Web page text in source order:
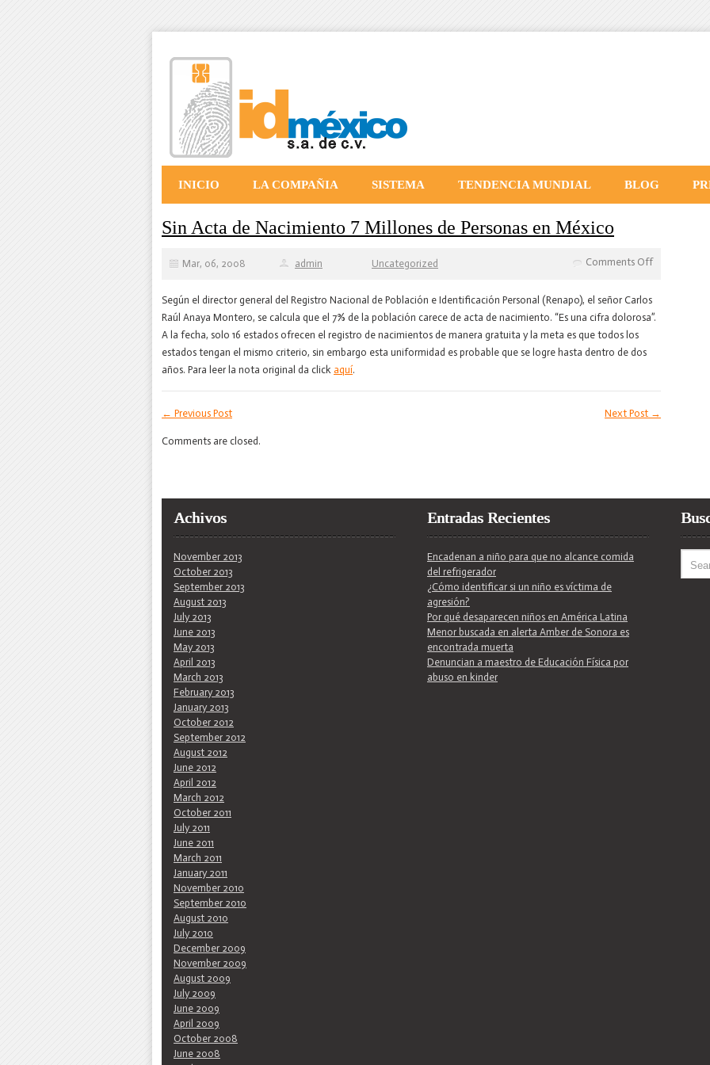
INICIO LA COMPAÑIA SISTEMA TENDENCIA MUNDIAL BLOG
Sin Acta de Nacimiento 7 Millones de Personas en México
Mar, 06, 2008 admin Uncategorized Comments Offon
7
Según el director general del Registro Nacional de Población e Identificación Personal (Renapo), el señor Carlos
Raúl Anaya Montero, se calcula que el 7% de la población carece de acta de nacimiento. “Es una cifra dolorosa”.
A la fecha, solo 16 estados ofrecen el registro de nacimientos de manera gratuita y la meta es que todos los
estados tengan el mismo criterio, sin embargo esta uniformidad es probable que se logre hasta dentro de dos
años. Para leer la nota original da click aquí.
← Previous Post Next Post →
Comments are closed.
Achivos
November 2013
October 2013
September 2013
August 2013
July 2013
June 2013
May 2013
April 2013
March 2013
February 2013
January 2013
October 2012
September 2012
August 2012
June 2012
April 2012
March 2012
October 2011
July 2011
June 2011
March 2011
January 2011
November 2010
September 2010
August 2010
July 2010
December 2009
November 2009
August 2009
July 2009
June 2009
April 2009
October 2008
June 2008
Entradas Recientes
Encadenan a niño para que no alcance comida
del refrigerador
¿Cómo identificar si un niño es víctima de
agresión?
Por qué desaparecen niños en América Latina
Menor buscada en alerta Amber de Sonora es
encontrada muerta
Denuncian a maestro de Educación Física por
abuso en kinder